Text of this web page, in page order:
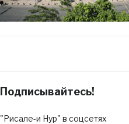
Подписывайтесь!
"Рисале-и Нур" в соцсетях